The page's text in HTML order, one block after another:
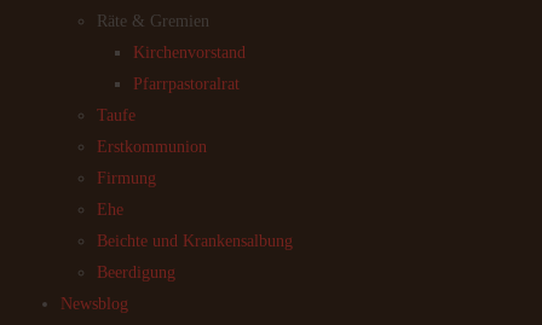
Räte & Gremien
Kirchenvorstand
Pfarrpastoralrat
Taufe
Erstkommunion
Firmung
Ehe
Beichte und Krankensalbung
Beerdigung
Newsblog